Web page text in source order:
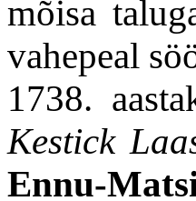
mõisa
vahepeal
1738.
Kestick
Ennu-